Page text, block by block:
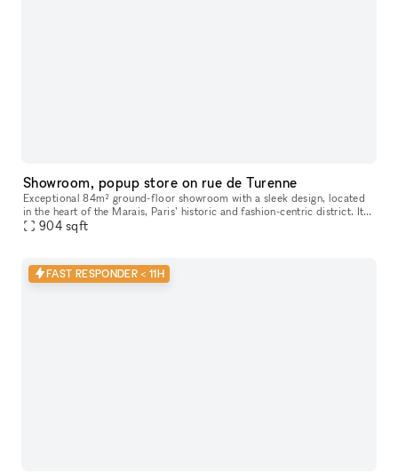
Showroom, popup store on rue de Turenne
Exceptional 84m² ground-floor showroom with a sleek design, located
in the heart of the Marais, Paris’ historic and fashion-centric district. Its
prime location and flexible layout make it ideal for
904 sqft
FAST RESPONDER < 11H